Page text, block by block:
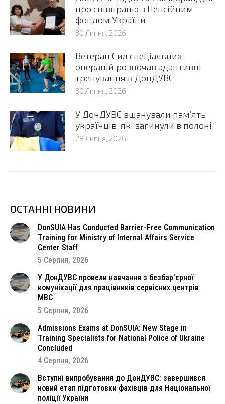
про співпрацю з Пенсійним
фондом України
30 Липня, 2026
Ветеран Сил спеціальних
операцій розпочав адаптивні
тренування в ДонДУВС
30 Липня, 2026
У ДонДУВС вшанували пам’ять
українців, які загинули в полоні
28 Липня, 2026
ОСТАННІ НОВИНИ
DonSUIA Has Conducted Barrier-Free Communication
Training for Ministry of Internal Affairs Service
Center Staff
5 Серпня, 2026
У ДонДУВС провели навчання з безбар’єрної
комунікації для працівників сервісних центрів
МВС
5 Серпня, 2026
Admissions Exams at DonSUIA: New Stage in
Training Specialists for National Police of Ukraine
Concluded
4 Серпня, 2026
Вступні випробування до ДонДУВС: завершився
новий етап підготовки фахівців для Національної
поліції України